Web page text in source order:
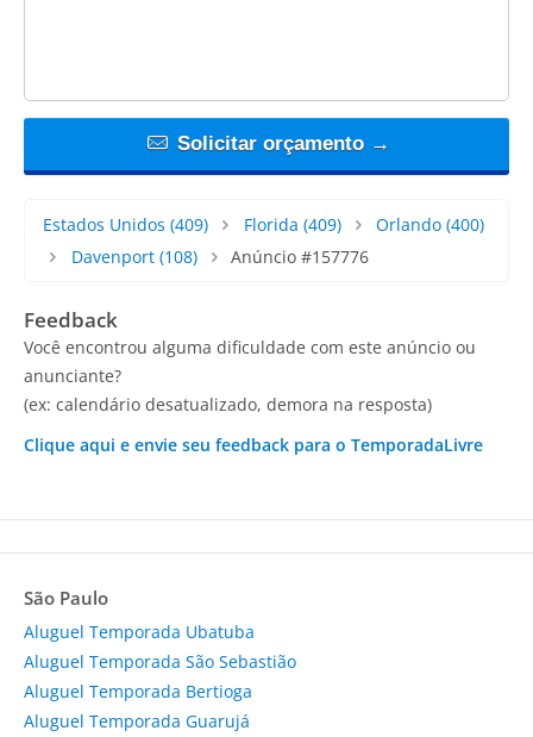
Solicitar orçamento →
Estados Unidos (409) Florida (409) Orlando (400)
Davenport(108) Anúncio #157776
Feedback
Você encontrou alguma dificuldade com este anúncio ou
anunciante?
(ex: calendário desatualizado, demora na resposta)
Clique aqui e envie seu feedback para o TemporadaLivre
São Paulo
Aluguel Temporada Ubatuba
Aluguel Temporada São Sebastião
Aluguel Temporada Bertioga
Aluguel Temporada Guarujá